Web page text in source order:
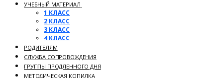
УЧЕБНЫЙ МАТЕРИАЛ
1 КЛАСС
2 КЛАСС
3 КЛАСС
4 КЛАСС
РОДИТЕЛЯМ
СЛУЖБА СОПРОВОЖДЕНИЯ
ГРУППЫ ПРОДЛЕННОГО ДНЯ
МЕТОДИЧЕСКАЯ КОПИЛКА